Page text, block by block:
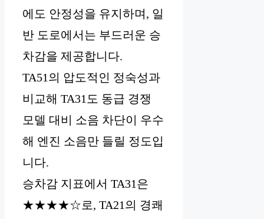
에도 안정성을 유지하며, 일
반 도로에서는 부드러운 승
차감을 제공합니다.
TA51의 압도적인 정숙성과
비교해 TA31도 동급 경쟁
모델 대비 소음 차단이 우수
해 엔진 소음만 들릴 정도입
니다.
승차감 지표에서 TA31은
★★★★☆로, TA21의 경쾌